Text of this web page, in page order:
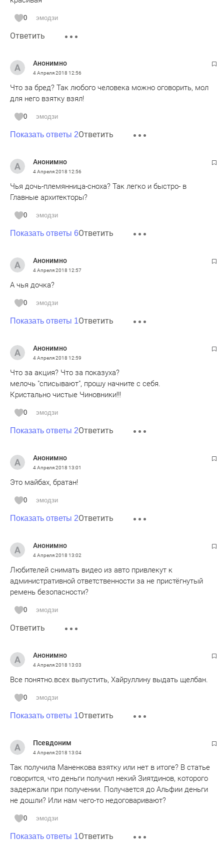
0 эмодзи
Ответить
Анонимно
4 Апреля 2018 12:56
Что за бред? Так любого человека можно оговорить, мол
для него взятку взял!
0 эмодзи
Показать ответы 2Ответить
Анонимно
4 Апреля 2018 12:56
Чья дочь-племянница-сноха? Так легко и быстро- в
Главные архитекторы?
0 эмодзи
Показать ответы 6Ответить
Анонимно
4 Апреля 2018 12:57
А чья дочка?
0 эмодзи
Показать ответы 1Ответить
Анонимно
4 Апреля 2018 12:59
Что за акция? Что за показуха?
мелочь "списывают", прошу начните с себя.
Кристально чистые Чиновники!!!
0 эмодзи
Показать ответы 2Ответить
Анонимно
4 Апреля 2018 13:01
Это майбах, братан!
0 эмодзи
Показать ответы 2Ответить
Анонимно
4 Апреля 2018 13:02
Любителей снимать видео из авто привлекут к
административной ответственности за не пристёгнутый
ремень безопасности?
0 эмодзи
Ответить
Анонимно
4 Апреля 2018 13:03
Все понятно.всех выпустить, Хайруллину выдать щелбан.
0 эмодзи
Показать ответы 1Ответить
Псевдоним
4 Апреля 2018 13:04
Так получила Маненкова взятку или нет в итоге? В статье
говорится, что деньги получил некий Зиятдинов, которого
задержали при получении. Получается до Альфии деньги
не дошли? Или нам чего-то недоговаривают?
0 эмодзи
Показать ответы 1Ответить